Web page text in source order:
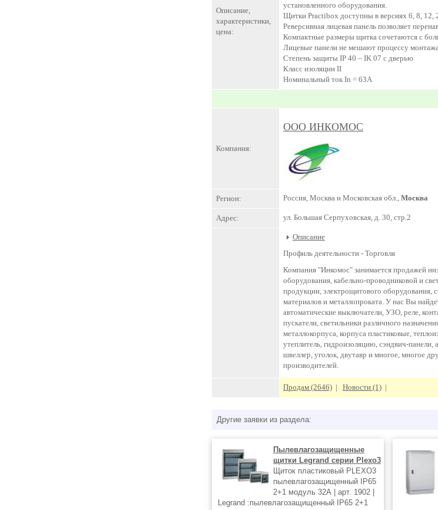
Описание,
характеристики,
цена:
установленного оборудования.
Щитки Practibox доступны в версиях 6, 8, 12,
Реверсивная лицевая панель позволяет
Компактные размеры щитка сочетаются с
Лицевые панели не мешают процессу
Степень защиты IP 40 – IK 07 с дверью
Класс изоляции II
Номинальный ток In = 63А
Компания:
ООО ИНКОМОС
Регион: Россия, Москва и Московская обл., Москва
Адрес: ул. Большая Серпуховская, д. 30, стр.2
Описание
Профиль деятельности - Торговля
Компания "Инкомос" занимается продажей
оборудования, кабельно-проводниковой и
продукции, электрощитового оборудования,
материалов и металлопроката. У нас Вы
автоматические выключатели, УЗО, реле,
пускатели, светильники различного
металлокорпуса, корпуса пластиковые,
утеплитель, гидроизоляцию, сэндвич-панели,
швеллер, уголок, двутавр и многое, многое
производителей.
Продам (2646) | Новости (1) |
Другие заявки из раздела:
Пылевлагозащищенные
щитки Legrand серии Plexo3
Щиток пластиковый PLEXO3
пылевлагозащищенный IP65
2+1 модуль 32А | арт. 1902 |
Legrand :пылевлагозащищенный IP65 2+1